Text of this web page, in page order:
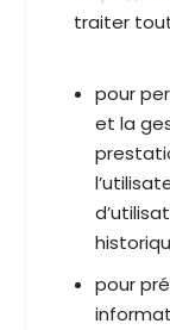
traiter
pour
et la
pour